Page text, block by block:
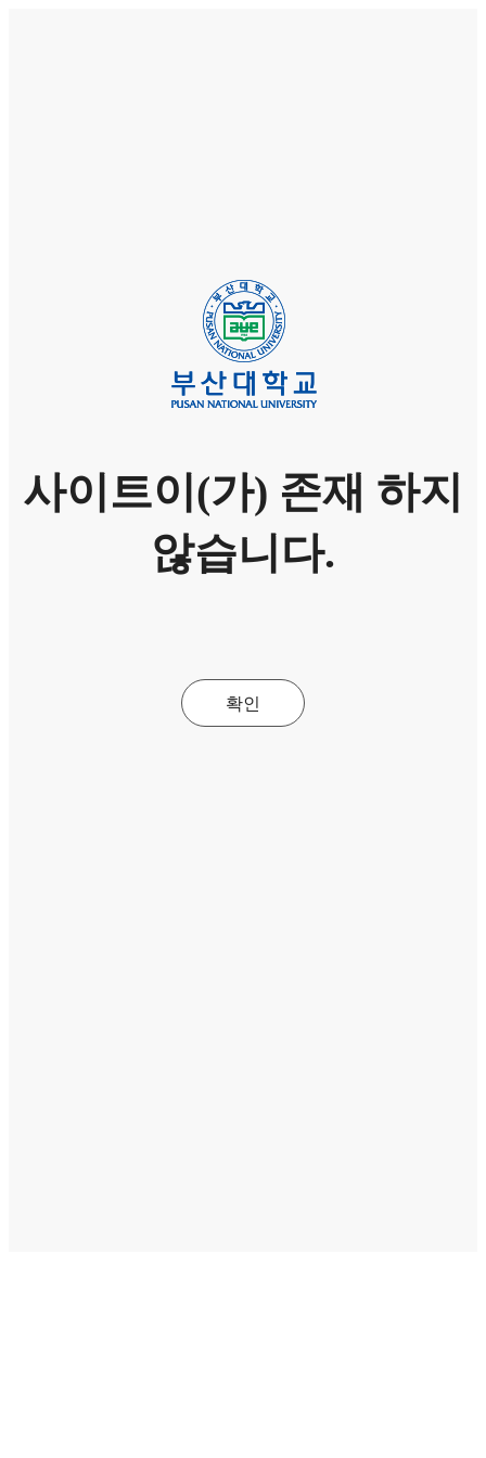
사이트이(가) 존재 하지
않습니다.